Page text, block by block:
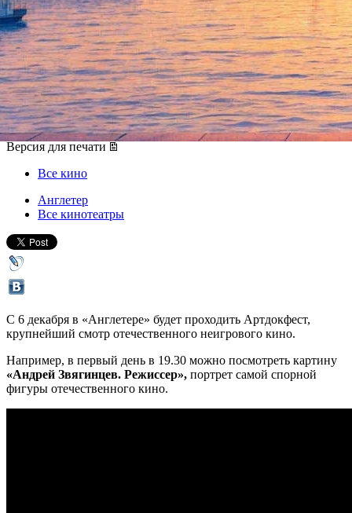
Артдокфест покажет фильмы
про Звягинцева, Новороссию
и картошку
06 декабря 2017, среда-12 декабря 2017, вторник
Версия для печати
Все кино
Англетер
Все кинотеатры
С 6 декабря в «Англетере» будет проходить Артдокфест,
крупнейший смотр отечественного неигрового кино.
Например, в первый день в 19.30 можно посмотреть картину
«Андрей Звягинцев. Режиссер», портрет самой спорной
фигуры отечественного кино.